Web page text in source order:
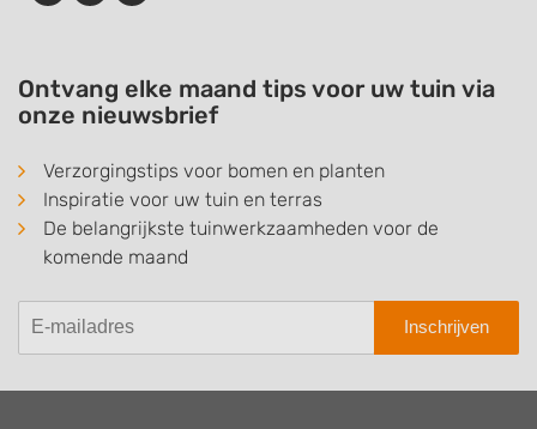
Ontvang elke maand tips voor uw tuin via
onze nieuwsbrief
Verzorgingstips voor bomen en planten
Inspiratie voor uw tuin en terras
De belangrijkste tuinwerkzaamheden voor de
komende maand
Inschrijven